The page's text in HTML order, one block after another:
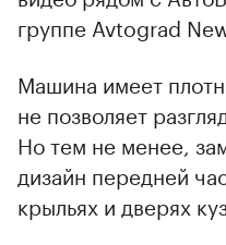
группе Avtograd
Машина имеет
не позволяет
Но тем не менее,
дизайн передней
крыльях и дверях